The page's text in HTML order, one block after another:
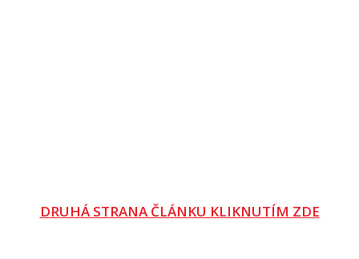
DRUHÁ STRANA ČLÁNKU KLIKNUTÍM ZDE